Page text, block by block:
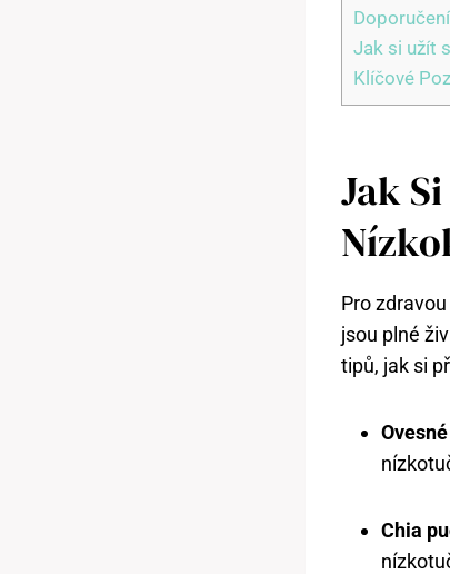
Jak si užít
Klíčové
Jak
Pro
jsou plné
tipů, jak si
Chia